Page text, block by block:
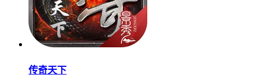
传奇天下